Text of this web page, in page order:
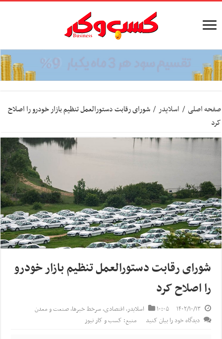
صفحه اصلی / اسلایدر / شورای رقابت دستورالعمل تنظیم‌ بازار خودرو را اصلاح
کرد
شورای رقابت دستورالعمل تنظیم‌ بازار خودرو
را اصلاح کرد
۱۴۰۲/۱۰/۱۳ ۱۰:۰۵ اسلایدر,اقتصادی,سرخط خبرها,صنعت و معدن
دیدگاه خود را بیان کنید
منبع: کسب و کار نیوز